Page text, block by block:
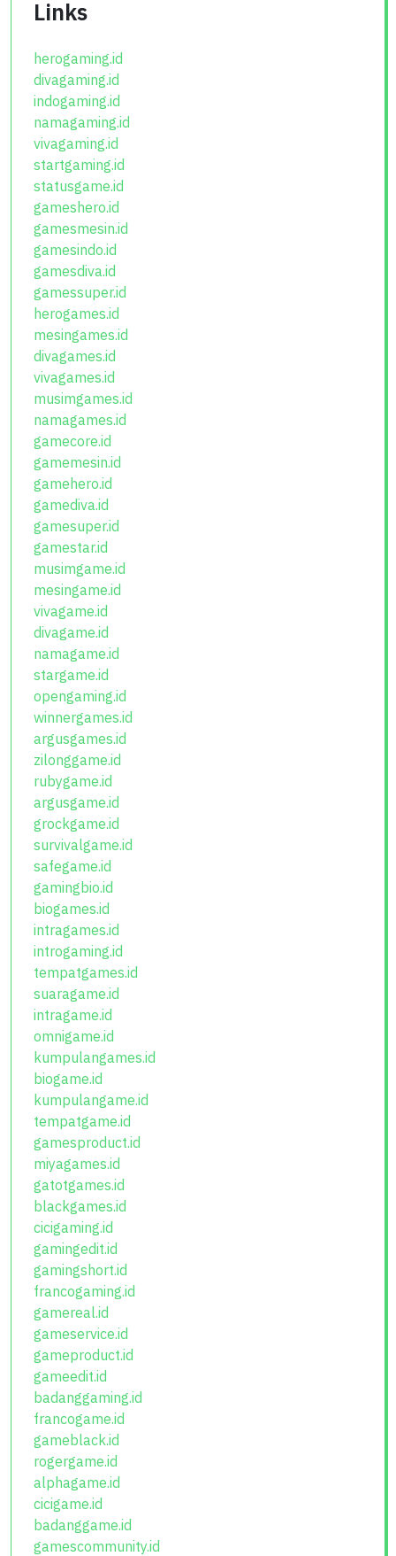
Links
herogaming.id
divagaming.id
indogaming.id
namagaming.id
vivagaming.id
startgaming.id
statusgame.id
gameshero.id
gamesmesin.id
gamesindo.id
gamesdiva.id
gamessuper.id
herogames.id
mesingames.id
divagames.id
vivagames.id
musimgames.id
namagames.id
gamecore.id
gamemesin.id
gamehero.id
gamediva.id
gamesuper.id
gamestar.id
musimgame.id
mesingame.id
vivagame.id
divagame.id
namagame.id
stargame.id
opengaming.id
winnergames.id
argusgames.id
zilonggame.id
rubygame.id
argusgame.id
grockgame.id
survivalgame.id
safegame.id
gamingbio.id
biogames.id
intragames.id
introgaming.id
tempatgames.id
suaragame.id
intragame.id
omnigame.id
kumpulangames.id
biogame.id
kumpulangame.id
tempatgame.id
gamesproduct.id
miyagames.id
gatotgames.id
blackgames.id
cicigaming.id
gamingedit.id
gamingshort.id
francogaming.id
gamereal.id
gameservice.id
gameproduct.id
gameedit.id
badanggaming.id
francogame.id
gameblack.id
rogergame.id
alphagame.id
cicigame.id
badanggame.id
gamescommunity.id